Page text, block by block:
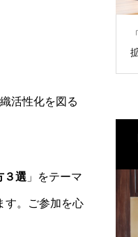
ロダクト
バー
活性化を図る
３選 」をテーマ
す。ご参加を心
ITプロ人材シェアリングサ